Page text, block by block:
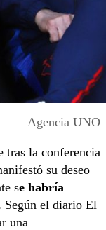
Agencia UNO
tras la conferencia
su deseo
se habría
Según el diario El
una